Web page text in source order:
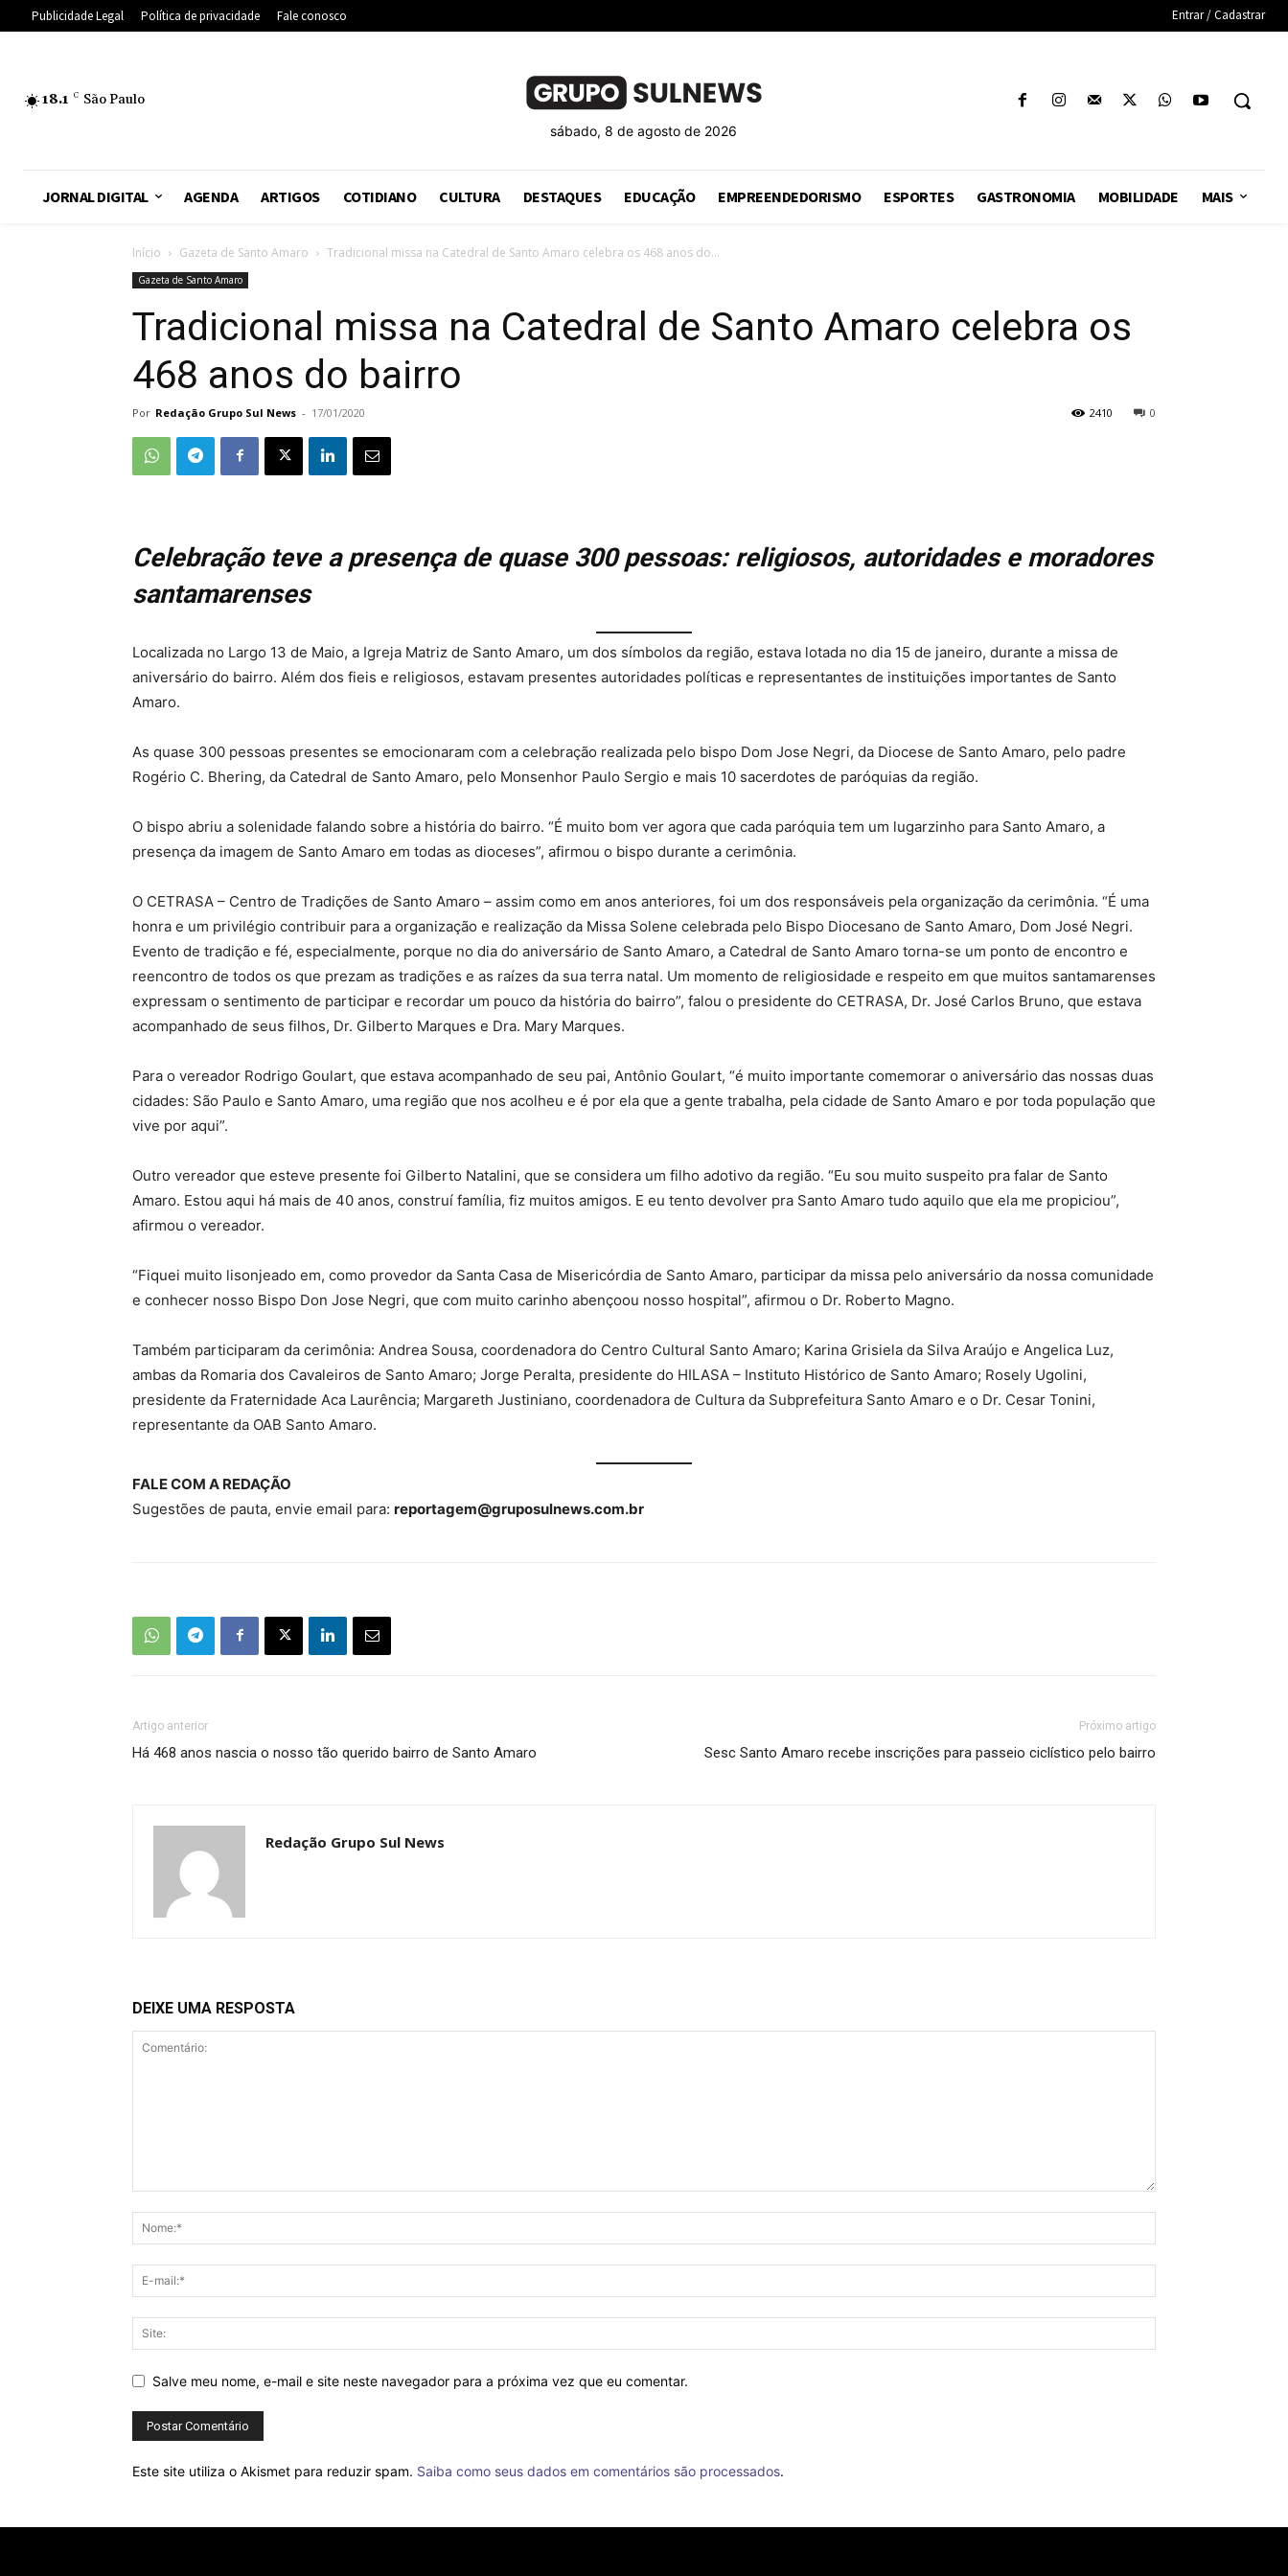
Publicidade Legal Política de privacidade Fale conosco Entrar / Cadastrar
18.1 C São Paulo
sábado, 8 de agosto de 2026
JORNAL DIGITAL AGENDA ARTIGOS COTIDIANO CULTURA DESTAQUES EDUCAÇÃO EMPREENDEDORISMO ESPORTES GASTRONOMIA MOBILIDADE MAIS
Início Gazeta de Santo Amaro Tradicional missa na Catedral de Santo Amaro celebra os 468 anos do...
Gazeta de Santo Amaro
Tradicional missa na Catedral de Santo Amaro celebra os
468 anos do bairro
Por Redação Grupo Sul News - 17/01/2020 0
2410
Celebração teve a presença de quase 300 pessoas: religiosos, autoridades e moradores
santamarenses
Localizada no Largo 13 de Maio, a Igreja Matriz de Santo Amaro, um dos símbolos da região, estava lotada no dia 15 de janeiro, durante a missa de
aniversário do bairro. Além dos fieis e religiosos, estavam presentes autoridades políticas e representantes de instituições importantes de Santo
Amaro.
As quase 300 pessoas presentes se emocionaram com a celebração realizada pelo bispo Dom Jose Negri, da Diocese de Santo Amaro, pelo padre
Rogério C. Bhering, da Catedral de Santo Amaro, pelo Monsenhor Paulo Sergio e mais 10 sacerdotes de paróquias da região.
O bispo abriu a solenidade falando sobre a história do bairro. “É muito bom ver agora que cada paróquia tem um lugarzinho para Santo Amaro, a
presença da imagem de Santo Amaro em todas as dioceses”, afirmou o bispo durante a cerimônia.
O CETRASA – Centro de Tradições de Santo Amaro – assim como em anos anteriores, foi um dos responsáveis pela organização da cerimônia. “É uma
honra e um privilégio contribuir para a organização e realização da Missa Solene celebrada pelo Bispo Diocesano de Santo Amaro, Dom José Negri.
Evento de tradição e fé, especialmente, porque no dia do aniversário de Santo Amaro, a Catedral de Santo Amaro torna-se um ponto de encontro e
reencontro de todos os que prezam as tradições e as raízes da sua terra natal. Um momento de religiosidade e respeito em que muitos santamarenses
expressam o sentimento de participar e recordar um pouco da história do bairro”, falou o presidente do CETRASA, Dr. José Carlos Bruno, que estava
acompanhado de seus filhos, Dr. Gilberto Marques e Dra. Mary Marques.
Para o vereador Rodrigo Goulart, que estava acompanhado de seu pai, Antônio Goulart, “é muito importante comemorar o aniversário das nossas duas
cidades: São Paulo e Santo Amaro, uma região que nos acolheu e é por ela que a gente trabalha, pela cidade de Santo Amaro e por toda população que
vive por aqui”.
Outro vereador que esteve presente foi Gilberto Natalini, que se considera um filho adotivo da região. “Eu sou muito suspeito pra falar de Santo
Amaro. Estou aqui há mais de 40 anos, construí família, fiz muitos amigos. E eu tento devolver pra Santo Amaro tudo aquilo que ela me propiciou”,
afirmou o vereador.
“Fiquei muito lisonjeado em, como provedor da Santa Casa de Misericórdia de Santo Amaro, participar da missa pelo aniversário da nossa comunidade
e conhecer nosso Bispo Don Jose Negri, que com muito carinho abençoou nosso hospital”, afirmou o Dr. Roberto Magno.
Também participaram da cerimônia: Andrea Sousa, coordenadora do Centro Cultural Santo Amaro; Karina Grisiela da Silva Araújo e Angelica Luz,
ambas da Romaria dos Cavaleiros de Santo Amaro; Jorge Peralta, presidente do HILASA – Instituto Histórico de Santo Amaro; Rosely Ugolini,
presidente da Fraternidade Aca Laurência; Margareth Justiniano, coordenadora de Cultura da Subprefeitura Santo Amaro e o Dr. Cesar Tonini,
representante da OAB Santo Amaro.
FALE COM A REDAÇÃO
Sugestões de pauta, envie email para: reportagem@gruposulnews.com.br
Artigo anterior
Há 468 anos nascia o nosso tão querido bairro de Santo Amaro
Próximo artigo
Sesc Santo Amaro recebe inscrições para passeio ciclístico pelo bairro
Redação Grupo Sul News
DEIXE UMA RESPOSTA
Salve meu nome, e-mail e site neste navegador para a próxima vez que eu comentar.
Este site utiliza o Akismet para reduzir spam. Saiba como seus dados em comentários são processados.